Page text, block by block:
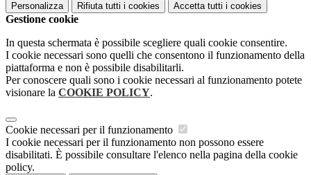
Personalizza Rifiuta tutti i cookies Accetta tutti i cookies
Gestione cookie
In questa schermata è possibile scegliere quali cookie consentire.
I cookie necessari sono quelli che consentono il funzionamento della
piattaforma e non è possibile disabilitarli.
Per conoscere quali sono i cookie necessari al funzionamento potete
visionare la COOKIE POLICY.
Cookie necessari per il funzionamento
I cookie necessari per il funzionamento non possono essere
disabilitati. È possibile consultare l'elenco nella pagina della cookie
policy.